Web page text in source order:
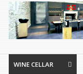
WINE CELLAR